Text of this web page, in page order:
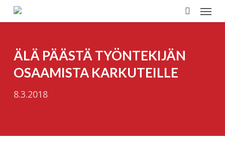
Skip
search
Menu
ÄLÄ PÄÄSTÄ TYÖNTEKIJÄN
OSAAMISTA KARKUTEILLE
8.3.2018